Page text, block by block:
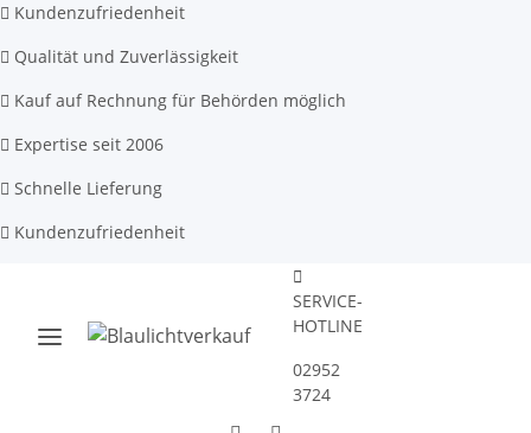
Kundenzufriedenheit
Qualität und Zuverlässigkeit
Kauf auf Rechnung für Behörden möglich
Expertise seit 2006
Schnelle Lieferung
Kundenzufriedenheit
SERVICE-
HOTLINE
02952
3724